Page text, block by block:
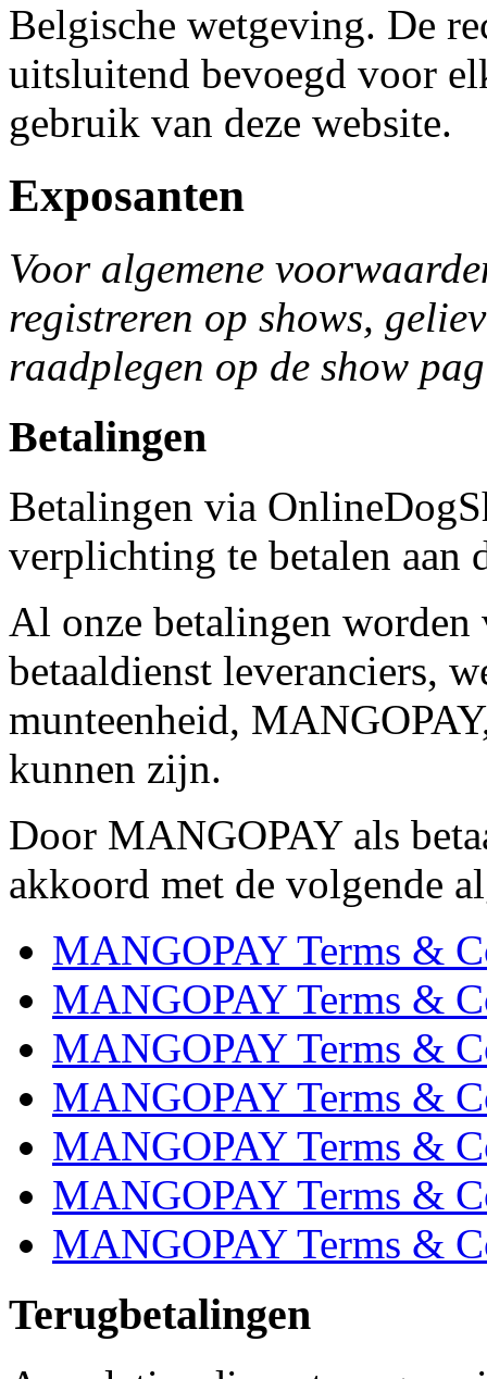
Belgische wetgeving. De
uitsluitend bevoegd voor
gebruik van deze website.
Exposanten
Voor algemene
registreren op shows,
raadplegen op de show
Betalingen
Betalingen via
verplichting te betalen aan
Al onze betalingen worden
betaaldienst leveranciers,
munteenheid,
kunnen zijn.
Door MANGOPAY als
akkoord met de volgende
MANGOPAY Terms &
MANGOPAY Terms &
MANGOPAY Terms &
MANGOPAY Terms &
MANGOPAY Terms &
MANGOPAY Terms &
MANGOPAY Terms &
Terugbetalingen